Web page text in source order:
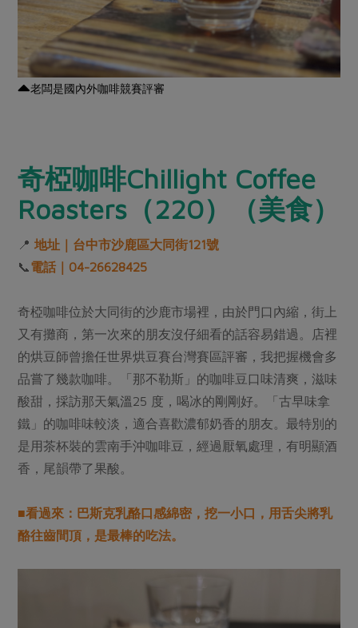
老闆是國內外咖啡競賽評審
奇椏咖啡Chillight Coffee
Roasters（220）（美食）
📍地址｜台中市沙鹿區大同街121號
📞 電話｜04-26628425
奇椏咖啡位於大同街的沙鹿市場裡，由於門口內縮，街上
又有攤商，第一次來的朋友沒仔細看的話容易錯過。店裡
的烘豆師曾擔任世界烘豆賽台灣賽區評審，我把握機會多
品嘗了幾款咖啡。「那不勒斯」的咖啡豆口味清爽，滋味
酸甜，採訪那天氣溫25 度，喝冰的剛剛好。「古早味拿
鐵」的咖啡味較淡，適合喜歡濃郁奶香的朋友。最特別的
是用茶杯裝的雲南手沖咖啡豆，經過厭氧處理，有明顯酒
香，尾韻帶了果酸。
■看過來：巴斯克乳酪口感綿密，挖一小口，用舌尖將乳
酪往齒間頂，是最棒的吃法。